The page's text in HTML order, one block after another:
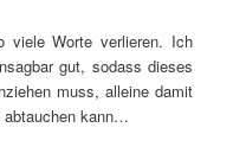
viele Worte verlieren. Ich
gut, sodass dieses
muss, alleine damit
abtauchen kann…